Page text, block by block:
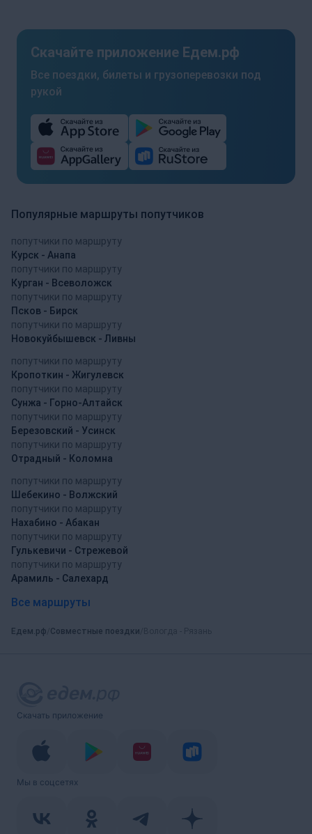
Скачайте приложение Едем.рф
Все поездки, билеты и грузоперевозки под
рукой
Популярные маршруты попутчиков
попутчики по маршруту
Курск - Анапа
попутчики по маршруту
Курган - Всеволожск
попутчики по маршруту
Псков - Бирск
попутчики по маршруту
Новокуйбышевск - Ливны
попутчики по маршруту
Кропоткин - Жигулевск
попутчики по маршруту
Сунжа - Горно-Алтайск
попутчики по маршруту
Березовский - Усинск
попутчики по маршруту
Отрадный - Коломна
попутчики по маршруту
Шебекино - Волжский
попутчики по маршруту
Нахабино - Абакан
попутчики по маршруту
Гулькевичи - Стрежевой
попутчики по маршруту
Арамиль - Салехард
Все маршруты
Едем.рф Совместные поездки
Скачать приложение
Мы в соцсетях